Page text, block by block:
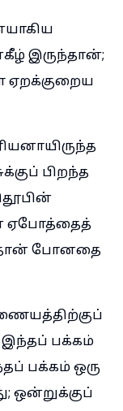
இருந்தான்;
பிறந்த
ஏபோத்தைத்
போனதை
இந்தப் பக்கம்
பக்கம் ஒரு
ஒன்றுக்குப்